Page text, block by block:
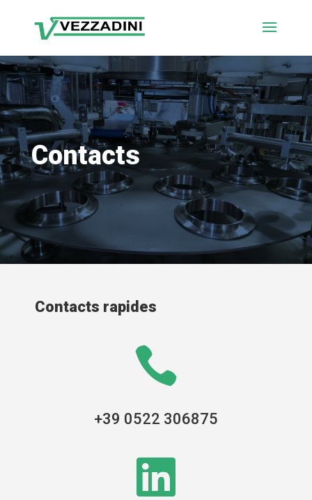
Contacts
Contacts rapides

+39 0522 306875
